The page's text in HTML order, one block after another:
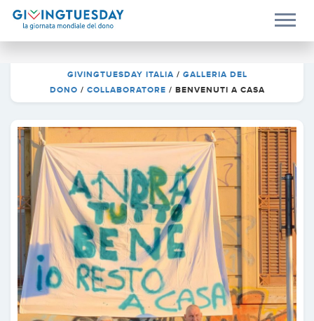
GIVINGTUESDAY ITALIA / GALLERIA DEL
DONO / COLLABORATORE / BENVENUTI A CASA